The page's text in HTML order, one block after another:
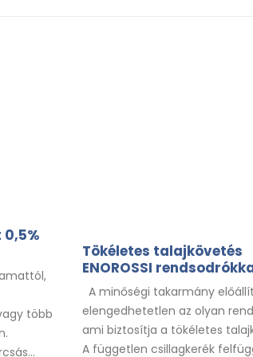
0,5%
több
Tökéletes talajkövetés
ENOROSSI
A minőségi takarmány
elengedhetetlen az olyan
ami biztosítja a tökéletes
A független csillagkerék